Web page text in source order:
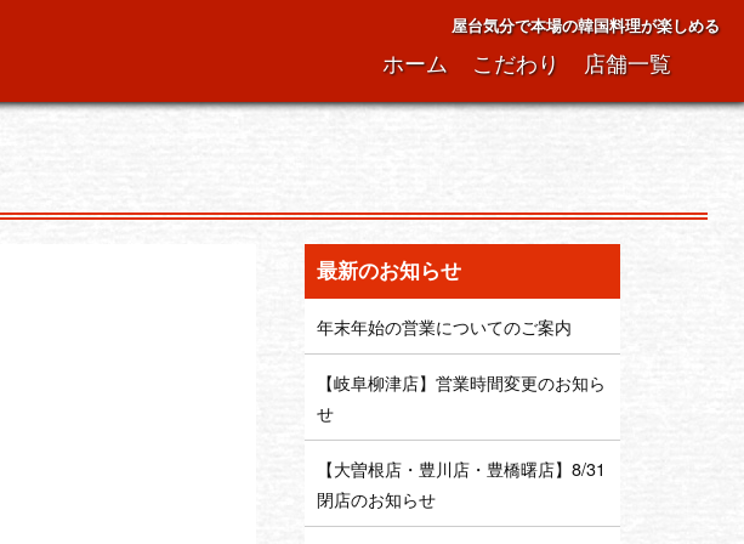
屋台気分で本場の韓国料理が楽しめる
ホーム こだわり 店舗一覧
最新のお知らせ
年末年始の営業についてのご案内
【岐阜柳津店】営業時間変更のお知ら
せ
【大曽根店・豊川店・豊橋曙店】8/31
閉店のお知らせ